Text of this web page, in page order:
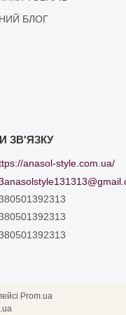
БЛОГ
anasol-style.com.ua/
Prom.ua